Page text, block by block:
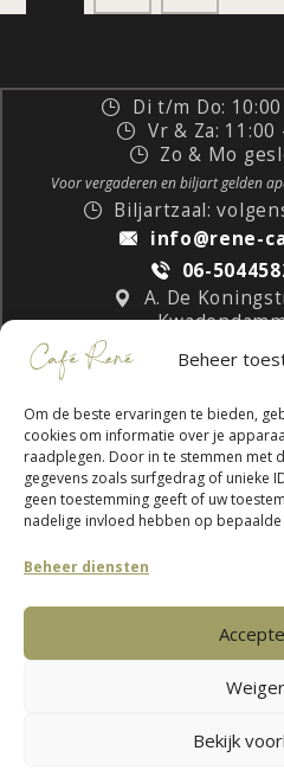
Beheer
Om de beste ervaringen te bieden,
cookies om informatie over je
raadplegen. Door in te stemmen met
gegevens zoals surfgedrag of unieke
geen toestemming geeft of uw
nadelige invloed hebben op
Beheer diensten
Bekijk
Di t/m Do:
Vr & Za: 11:00
Zo & Mo
Voor vergaderen en biljart gelden
Biljartzaal:
info@rene-
06-
A. De
IBAN:
Cookie
ADMIN LOGIN